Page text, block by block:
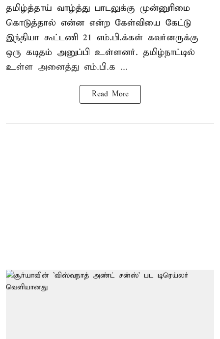
தமிழ்த்தாய் வாழ்த்து பாடலுக்கு முன்னுரிமை
கொடுத்தால் என்ன என்ற கேள்வியை கேட்டு
இந்தியா கூட்டணி 21 எம்.பி.க்கள் கவர்னருக்கு
ஒரு கடிதம் அனுப்பி உள்ளனர். தமிழ்நாட்டில்
உள்ள அனைத்து எம்.பி.க ...
Read More